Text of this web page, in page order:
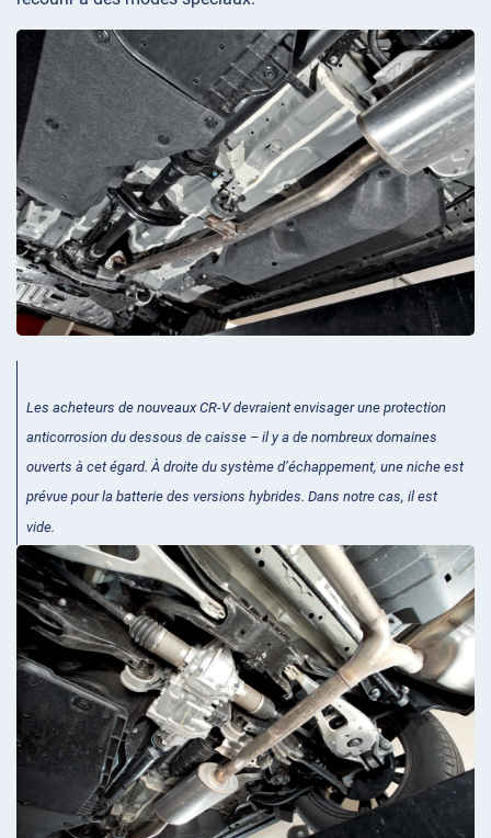
Les acheteurs de nouveaux CR-V devraient envisager une protection
anticorrosion du dessous de caisse – il y a de nombreux domaines
ouverts à cet égard. À droite du système d’échappement, une niche est
prévue pour la batterie des versions hybrides. Dans notre cas, il est
vide.